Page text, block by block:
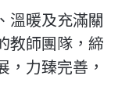
溫暖及充滿關
教師團隊，締
，力臻完善，